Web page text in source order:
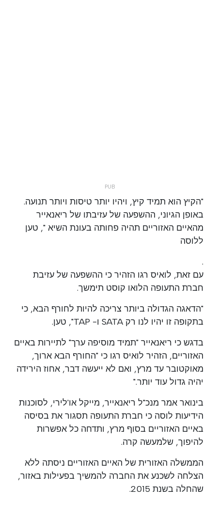
"הקיץ הוא תמיד קיץ, ויהיו יותר טיסות ויותר תנועה.
באופן הגיוני, ההשפעה של עזיבתו של ריאנאייר
מהאיים האזוריים תהיה פחותה בעונת השיא ", טען
ללוסה
.
עם זאת, לואיס רגו הזהיר כי ההשפעה של עזיבת
חברת התעופה הלואו קוסט תימשך.
"הדאגה הגדולה ביותר צריכה להיות לחורף הבא, כי
בתקופה זו יהיו לנו רק SATA ו- TAP", טען.
בדגש כי ריאנאייר "תמיד מוסיפה ערך" לתיירות באיים
האזוריים, הזהיר לואיס רגו כי "החורף הבא ארוך,
מאוקטובר עד מרץ, ואם לא ייעשה דבר, אחוז הירידה
יהיה גדול עוד יותר."
בינואר אמר מנכ"ל ריאנאייר, מייקל או'לירי, לסוכנות
הידיעות לוסה כי חברת התעופה תסגור את בסיסה
באיים האזוריים בסוף מרץ, ותדחה כל אפשרות
להיפוך, שלמעשה קרה.
הממשלה האזורית של האיים האזוריים ניסתה ללא
הצלחה לשכנע את החברה להמשיך בפעילות באזור,
שהחלה בשנת 2015.